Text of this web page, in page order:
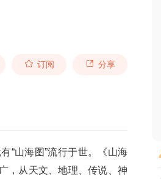
订阅 分享
“山海图”流行于世。《山海
，从天文、地理、传说、神